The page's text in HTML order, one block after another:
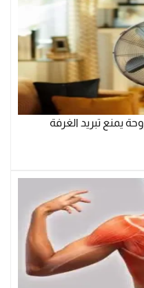
يمنع تبريد الغرفة